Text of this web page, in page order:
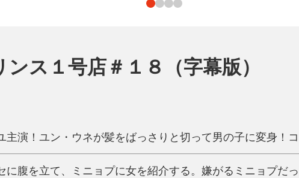
ス１号店＃１８（字幕版）
主演！ユン・ウネが髪をばっさりと切って男の子に変身！
に腹を立て、ミニョプに女を紹介する。嫌がるミニョプだ